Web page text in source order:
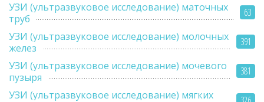
63
УЗИ (ультразвуковое исследование) маточных
труб
391
УЗИ (ультразвуковое исследование) молочных
желез
381
УЗИ (ультразвуковое исследование) мочевого
пузыря
УЗИ (ультразвуковое исследование) мягких